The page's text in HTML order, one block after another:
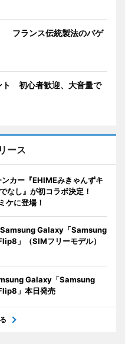
フランス伝統製法のバゲ
ト 初心者歓迎、大音量で
ース
ンカー『EHIMEみきゃんずキ
なし』が初コラボ決定！
ケに登場！
Samsung Galaxy「Samsung
」（SIMフリーモデル）
Galaxy「Samsung
」本日発売